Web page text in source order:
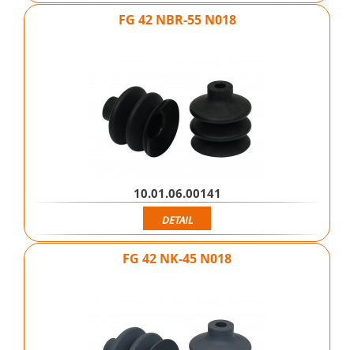
FG 42 NBR-55 N018
10.01.06.00141
DETAIL
FG 42 NK-45 N018